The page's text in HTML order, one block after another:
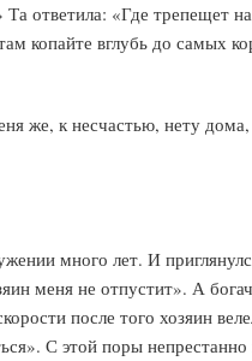
ответила: «Где трепещет
копайте вглубь до самых
же, к несчастью, нету
много лет. И
меня не отпустит». А
после того хозяин
С этой поры